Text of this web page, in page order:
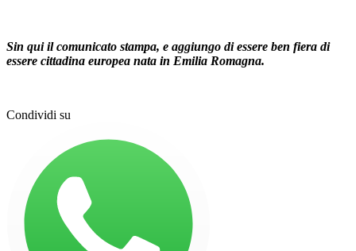
Sin qui il comunicato stampa, e aggiungo di essere ben fiera di
essere cittadina europea nata in Emilia Romagna.
Condividi su